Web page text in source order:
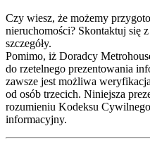
Czy wiesz, że możemy
nieruchomości? Skontaktuj się
szczegóły.
Pomimo, iż Doradcy
do rzetelnego prezentowania
zawsze jest możliwa
od osób trzecich. Niniejsza
rozumieniu Kodeksu
informacyjny.